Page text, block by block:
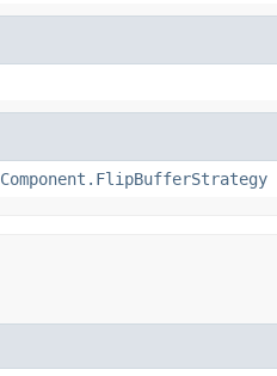
Component.FlipBufferStrategy